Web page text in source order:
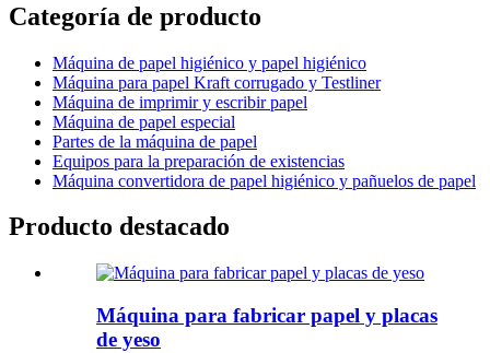
Categoría de producto
Máquina de papel higiénico y papel higiénico
Máquina para papel Kraft corrugado y Testliner
Máquina de imprimir y escribir papel
Máquina de papel especial
Partes de la máquina de papel
Equipos para la preparación de existencias
Máquina convertidora de papel higiénico y pañuelos de papel
Producto destacado
Máquina para fabricar papel y placas
de yeso